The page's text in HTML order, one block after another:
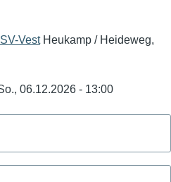
VestHeukamp / Heideweg,
06.12.2026 - 13:00